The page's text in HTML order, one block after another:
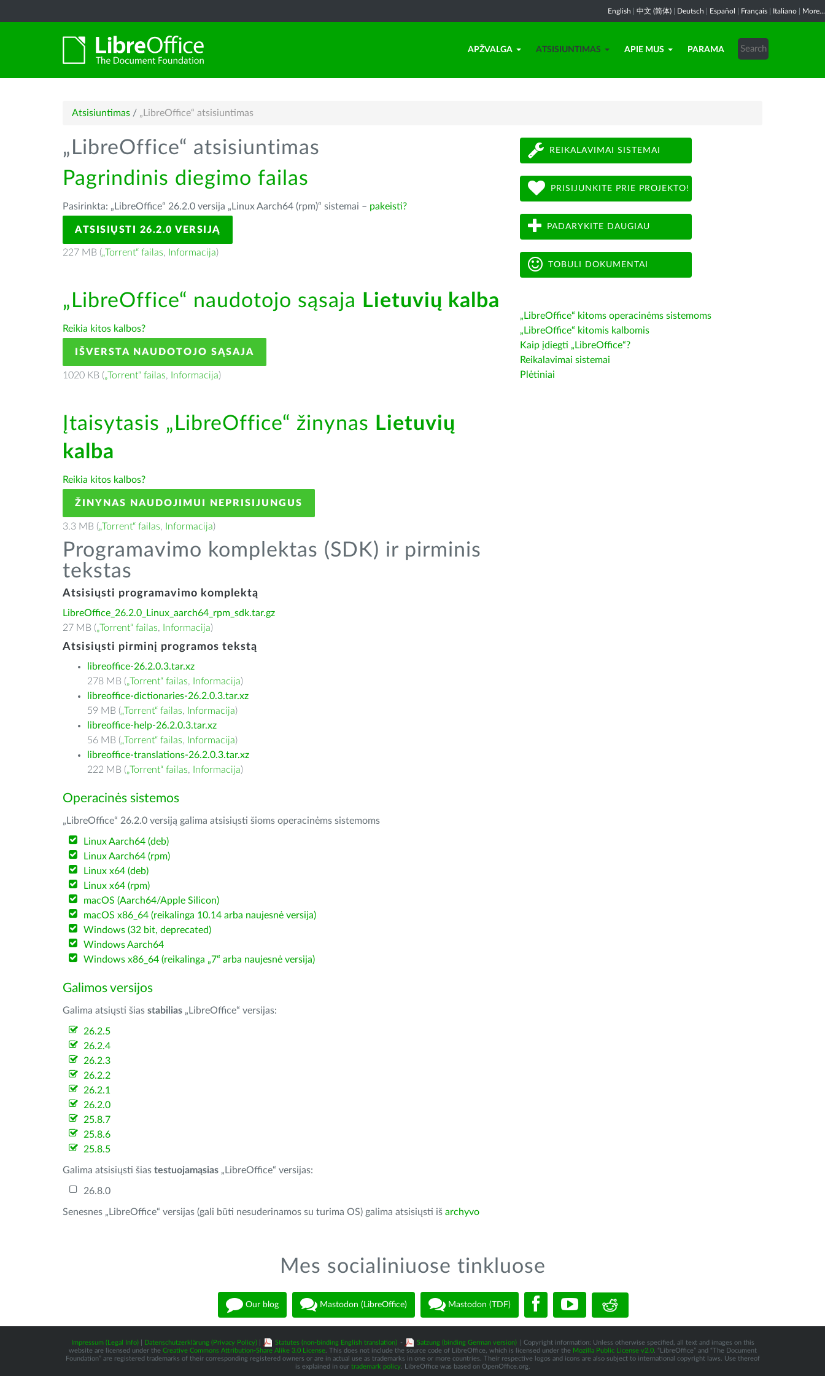
English 中文 (简体) Deutsch Español Français Italiano More...
APŽVALGA ATSISIUNTIMAS APIE MUS PARAMA
Atsisiuntimas / „LibreOffice“ atsisiuntimas
„LibreOffice“ atsisiuntimas
Pagrindinis diegimo failas
Pasirinkta: „LibreOffice“ 26.2.0 versija „Linux Aarch64 (rpm)“ sistemai – pakeisti?
ATSISIŲSTI 26.2.0 VERSIJĄ
227 MB („Torrent“ failas, Informacija)
„LibreOffice“ naudotojo sąsaja Lietuvių kalba
Reikia kitos kalbos?
IŠVERSTA NAUDOTOJO SĄSAJA
1020 KB („Torrent“ failas, Informacija)
Įtaisytasis „LibreOffice“ žinynas Lietuvių
kalba
Reikia kitos kalbos?
ŽINYNAS NAUDOJIMUI NEPRISIJUNGUS
3.3 MB („Torrent“ failas, Informacija)
Programavimo komplektas (SDK) ir pirminis
tekstas
Atsisiųsti programavimo komplektą
LibreOffice_26.2.0_Linux_aarch64_rpm_sdk.tar.gz
27 MB („Torrent“ failas, Informacija)
Atsisiųsti pirminį programos tekstą
libreoffice-26.2.0.3.tar.xz
278 MB („Torrent“ failas, Informacija)
libreoffice-dictionaries-26.2.0.3.tar.xz
59 MB („Torrent“ failas, Informacija)
libreoffice-help-26.2.0.3.tar.xz
56 MB („Torrent“ failas, Informacija)
libreoffice-translations-26.2.0.3.tar.xz
222 MB („Torrent“ failas, Informacija)
Operacinės sistemos
„LibreOffice“ 26.2.0 versiją galima atsisiųsti šioms operacinėms sistemoms
Linux Aarch64 (deb)
Linux Aarch64 (rpm)
Linux x64 (deb)
Linux x64 (rpm)
macOS (Aarch64/Apple Silicon)
macOS x86_64 (reikalinga 10.14 arba naujesnė versija)
Windows (32 bit, deprecated)
Windows Aarch64
Windows x86_64 (reikalinga „7“ arba naujesnė versija)
Galimos versijos
Galima atsiųsti šias stabilias „LibreOffice“ versijas:
26.2.5
26.2.4
26.2.3
26.2.2
26.2.1
26.2.0
25.8.7
25.8.6
25.8.5
Galima atsisiųsti šias testuojamąsias „LibreOffice“ versijas:
26.8.0
Senesnes „LibreOffice“ versijas (gali būti nesuderinamos su turima OS) galima atsisiųsti iš archyvo
REIKALAVIMAI SISTEMAI
PRISIJUNKITE PRIE PROJEKTO!
PADARYKITE DAUGIAU
TOBULI DOKUMENTAI
„LibreOffice“ kitoms operacinėms sistemoms
„LibreOffice“ kitomis kalbomis
Kaip įdiegti „LibreOffice“?
Reikalavimai sistemai
Plėtiniai
Mes socialiniuose tinkluose
Our blog Mastodon (LibreOffice) Mastodon (TDF)
Impressum (Legal Info)| Datenschutzerklärung (Privacy Policy)| Statutes (non-binding English translation) - Satzung (binding German version)
| Copyright information: Unless otherwise specified, all text and images on this
website are licensed under the Creative Commons Attribution-Share Alike 3.0 License. This does not include the source code of LibreOffice, which is licensed under the Mozilla Public License v2.0. “LibreOffice” and “The Document
Foundation” are registered trademarks of their corresponding registered owners or are in actual use as trademarks in one or more countries. Their respective logos and icons are also subject to international copyright laws. Use thereof
is explained in our trademark policy. LibreOffice was based on OpenOffice.org.